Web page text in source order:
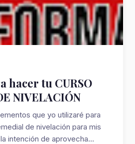
hacer tu CURSO
NIVELACIÓN
que yo utilizaré para
de nivelación para mis
intención de aprovecha...